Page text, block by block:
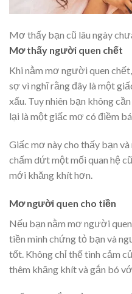
Mơ thấy bạn cũ lâu ngày
Mơ thấy người quen chết
Khi nằm mơ người quen
sợ vì nghĩ rằng đây là một
xấu. Tuy nhiên bạn không
lại là một giấc mơ có điềm
Giấc mơ này cho thấy bạn
chấm dứt một mối quan hệ
mới khăng khít hơn.
Mơ người quen cho tiền
Nếu bạn nằm mơ người
tiền mình chứng tỏ bạn và
tốt. Không chỉ thế tình cảm
thêm khăng khít và gắn bó